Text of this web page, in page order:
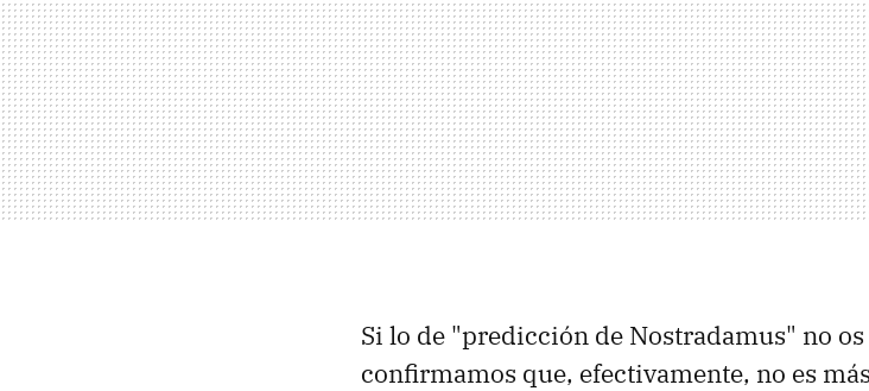
Si lo de "predicción de Nostradamus" no os
confirmamos que, efectivamente, no es